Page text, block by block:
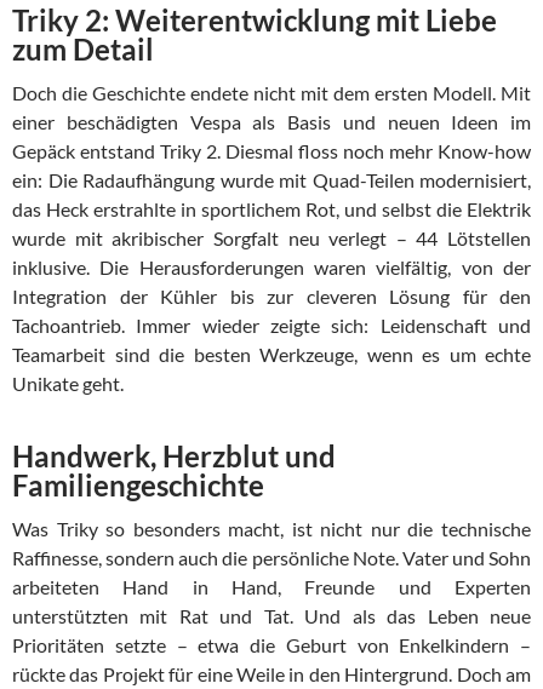
Triky 2: Weiterentwicklung mit Liebe
zum Detail
Doch die Geschichte endete nicht mit dem ersten Modell. Mit
einer beschädigten Vespa als Basis und neuen Ideen im
Gepäck entstand Triky 2. Diesmal floss noch mehr Know-how
ein: Die Radaufhängung wurde mit Quad-Teilen modernisiert,
das Heck erstrahlte in sportlichem Rot, und selbst die Elektrik
wurde mit akribischer Sorgfalt neu verlegt – 44 Lötstellen
inklusive. Die Herausforderungen waren vielfältig, von der
Integration der Kühler bis zur cleveren Lösung für den
Tachoantrieb. Immer wieder zeigte sich: Leidenschaft und
Teamarbeit sind die besten Werkzeuge, wenn es um echte
Unikate geht.
Handwerk, Herzblut und
Familiengeschichte
Was Triky so besonders macht, ist nicht nur die technische
Raffinesse, sondern auch die persönliche Note. Vater und Sohn
arbeiteten Hand in Hand, Freunde und Experten
unterstützten mit Rat und Tat. Und als das Leben neue
Prioritäten setzte – etwa die Geburt von Enkelkindern –
rückte das Projekt für eine Weile in den Hintergrund. Doch am